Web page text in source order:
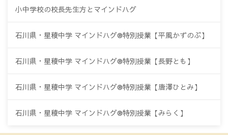
小中学校の校長先生方とマインドハグ
石川県・星稜中学 マインドハグ®特別授業【平風かずのぶ】
石川県・星稜中学 マインドハグ®特別授業【長野とも】
石川県・星稜中学 マインドハグ®特別授業【唐澤ひとみ】
石川県・星稜中学 マインドハグ®特別授業【みらく】